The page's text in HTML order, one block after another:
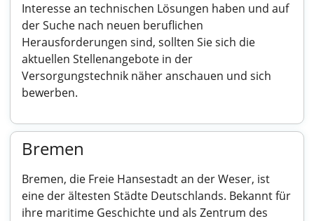
Interesse an technischen Lösungen haben und auf
der Suche nach neuen beruflichen
Herausforderungen sind, sollten Sie sich die
aktuellen Stellenangebote in der
Versorgungstechnik näher anschauen und sich
bewerben.
Bremen
Bremen, die Freie Hansestadt an der Weser, ist
eine der ältesten Städte Deutschlands. Bekannt für
ihre maritime Geschichte und als Zentrum des